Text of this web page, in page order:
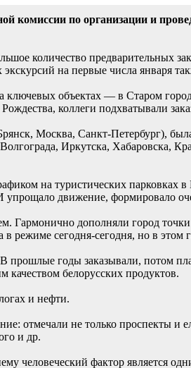
комиссии по организации и
количество предварительных
на первые числа января
ключевых объектах — в Старом
коллеги подхватывали
Москва, Санкт-Петербург),
Иркутска, Хабаровска,
на туристических
упрощало движение, формировало
Гармонично дополняли город
режиме сегодня-сегодня, но в этом
прошлые годы заказывали, потом
качеством белорусских продуктов.
и нефти.
отмечали не только проспекты и
и др.
человеческий фактор является